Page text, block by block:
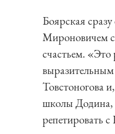
Боярская
Мироновичем
счастьем.
Товстоногова
школы Додина,
репетировать